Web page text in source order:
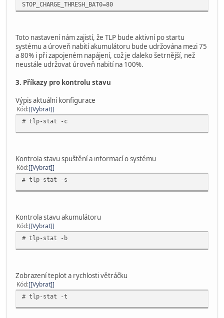
STOP_CHARGE_THRESH_BAT0=80
Toto nastavení nám zajistí, že TLP bude aktivní po startu
systému a úroveň nabití akumulátoru bude udržována mezi 75
a 80% i při zapojeném napájení, což je daleko šetrnější, než
neustále udržovat úroveň nabití na 100%.
3. Příkazy pro kontrolu stavu
Výpis aktuální konfigurace
Kód [Vybrat]
# tlp-stat -c
Kontrola stavu spuštění a informací o systému
Kód [Vybrat]
# tlp-stat -s
Kontrola stavu akumulátoru
Kód [Vybrat]
# tlp-stat -b
Zobrazení teplot a rychlosti větráčku
Kód [Vybrat]
# tlp-stat -t